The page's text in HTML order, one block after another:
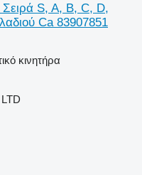
S, A, B, C, D,
Ca 83907851
κινητήρα